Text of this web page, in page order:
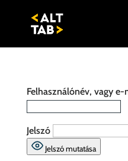
Felhasználónév, vagy
Jelszó
Jelszó mutatása